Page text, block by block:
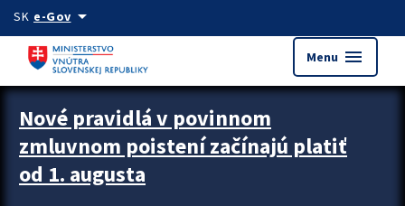
Preskocit na hlavný obsah
SK e-Govarrow_drop_down
Menu menu
Zastavit automatický posun upútavok
Nové pravidlá v povinnom
zmluvnom poistení začínajú platiť
od 1. augusta